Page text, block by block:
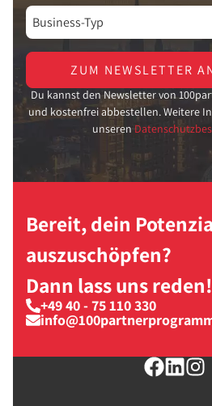
ZUM NEWSLETTER
Du kannst den Newsletter von
und kostenfrei abbestellen. Weitere
unseren
Bereit, dein
auszuschöpfen?
Dann lass uns reden!
+49 40 - 75 110 330